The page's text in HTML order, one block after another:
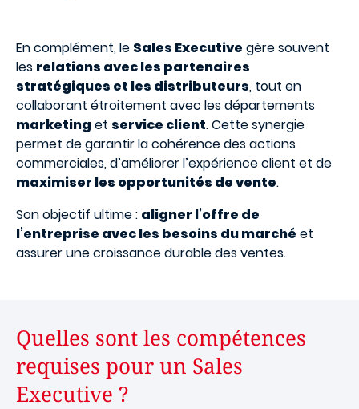
En complément, le Sales Executive gère souvent
les relations avec les partenaires
stratégiques et les distributeurs, tout en
collaborant étroitement avec les départements
marketing et service client. Cette synergie
permet de garantir la cohérence des actions
commerciales, d’améliorer l’expérience client et de
maximiser les opportunités de vente.
Son objectif ultime : aligner l’offre de
l’entreprise avec les besoins du marché et
assurer une croissance durable des ventes.
Quelles sont les compétences
requises pour un Sales
Executive ?